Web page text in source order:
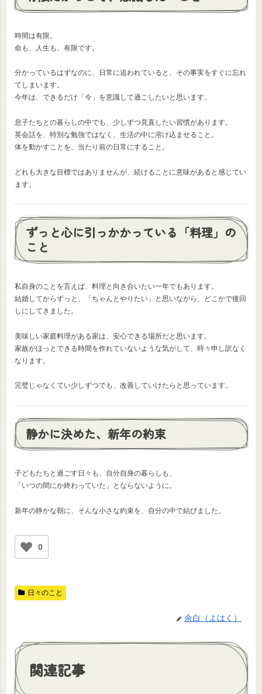
時間は有限。
命も、人生も、有限です。
分かっているはずなのに、日常に追われていると、その事実をすぐに忘れ
てしまいます。
今年は、できるだけ「今」を意識して過ごしたいと思います。
息子たちとの暮らしの中でも、少しずつ見直したい習慣があります。
英会話を、特別な勉強ではなく、生活の中に溶け込ませること。
体を動かすことを、当たり前の日常にすること。
どれも大きな目標ではありませんが、続けることに意味があると感じてい
ます。
ずっと心に引っかかっている「料理」の
こと
私自身のことを言えば、料理と向き合いたい一年でもあります。
結婚してからずっと、「ちゃんとやりたい」と思いながら、どこかで後回
しにしてきました。
美味しい家庭料理がある家は、安心できる場所だと思います。
家族がほっとできる時間を作れていないような気がして、時々申し訳なく
なります。
完璧じゃなくてい少しずつでも、改善していけたらと思っています。
静かに決めた、新年の約束
子どもたちと過ごす日々も、自分自身の暮らしも、
「いつの間にか終わっていた」とならないように。
新年の静かな朝に、そんな小さな約束を、自分の中で結びました。
0
日々のこと
余白（よはく）
関連記事